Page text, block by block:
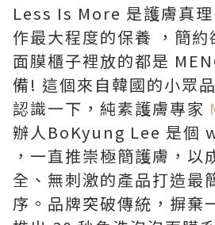
Less Is More 是護膚真
作最大程度的保養 ，簡
面膜櫃子裡放的都是
備! 這個來自韓國的小眾
認識一下，純素護膚專家
辦人BoKyung Lee 是個
，一直推崇極簡護膚，以
全、無刺激的產品打造最
序。品牌突破傳統，摒棄